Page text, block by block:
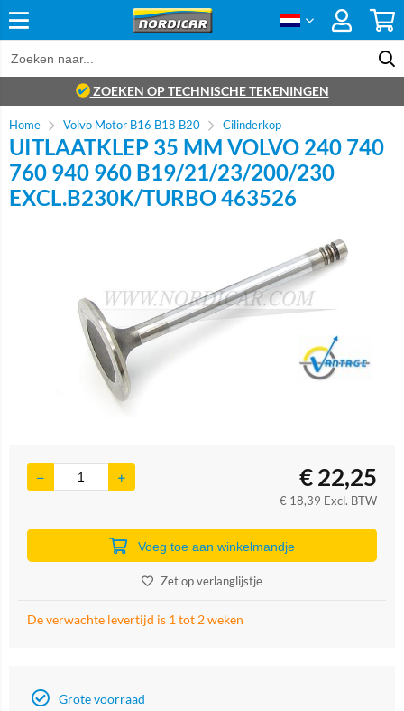
ZOEKEN OP TECHNISCHE TEKENINGEN
Home Volvo Motor B16 B18 B20 Cilinderkop
UITLAATKLEP 35 MM VOLVO 240 740
760 940 960 B19/21/23/200/230
EXCL.B230K/TURBO 463526
Brand
€22,25
€ 18,39 Excl. BTW
Voeg toe aan winkelmandje
Zet op verlanglijstje
De verwachte levertijd is 1 tot 2 weken
Grote voorraad